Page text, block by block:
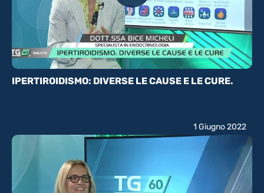
IPERTIROIDISMO: DIVERSE LE CAUSE E LE CURE.
1 Giugno 2022